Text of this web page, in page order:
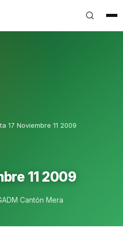
Municipal del
17 Noviembre 11 2009
11 2009
Cantón Mera